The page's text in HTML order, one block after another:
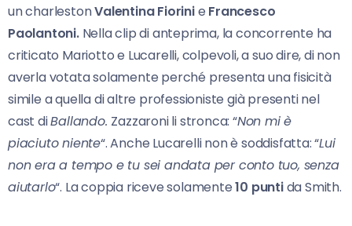
un charlestonValentina Fiorinie Francesco
Paolantoni. Nella clip di anteprima, la concorrente ha
criticato Mariotto e Lucarelli, colpevoli, a suo dire, di non
averla votata solamente perché presenta una fisicità
simile a quella di altre professioniste già presenti nel
cast diBallando. Zazzaroni li stronca: “Non mi è
piaciuto niente“. Anche Lucarelli non è soddisfatta: “Lui
non era a tempo e tu sei andata per conto tuo, senza
aiutarlo“. La coppia riceve solamente10 puntida Smith.